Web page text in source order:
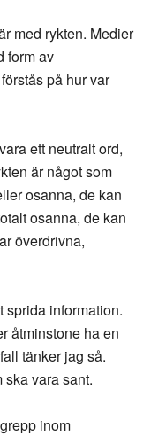
med rykten. Medier
form av
på hur var
ett neutralt ord,
är något som
osanna, de kan
osanna, de kan
överdrivna,
sprida information.
åtminstone ha en
tänker jag så.
ska vara sant.
inom